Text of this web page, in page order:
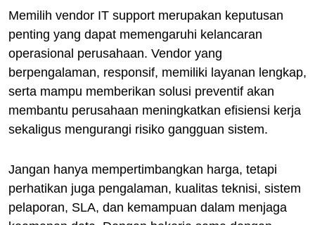
Memilih vendor IT support merupakan keputusan
penting yang dapat memengaruhi kelancaran
operasional perusahaan. Vendor yang
berpengalaman, responsif, memiliki layanan lengkap,
serta mampu memberikan solusi preventif akan
membantu perusahaan meningkatkan efisiensi kerja
sekaligus mengurangi risiko gangguan sistem.
Jangan hanya mempertimbangkan harga, tetapi
perhatikan juga pengalaman, kualitas teknisi, sistem
pelaporan, SLA, dan kemampuan dalam menjaga